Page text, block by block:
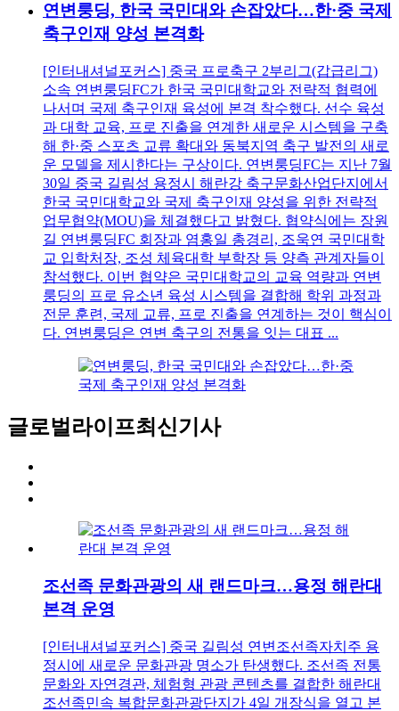
연변룽딩, 한국 국민대와 손잡았다…한·중 국제
축구인재 양성 본격화
[인터내셔널포커스] 중국 프로축구 2부리그(갑급리그)
소속 연변룽딩FC가 한국 국민대학교와 전략적 협력에
나서며 국제 축구인재 육성에 본격 착수했다. 선수 육성
과 대학 교육, 프로 진출을 연계한 새로운 시스템을 구축
해 한·중 스포츠 교류 확대와 동북지역 축구 발전의 새로
운 모델을 제시한다는 구상이다. 연변룽딩FC는 지난 7월
30일 중국 길림성 용정시 해란강 축구문화산업단지에서
한국 국민대학교와 국제 축구인재 양성을 위한 전략적
업무협약(MOU)을 체결했다고 밝혔다. 협약식에는 장원
길 연변룽딩FC 회장과 염홍일 총경리, 조욱연 국민대학
교 입학처장, 조성 체육대학 부학장 등 양측 관계자들이
참석했다. 이번 협약은 국민대학교의 교육 역량과 연변
룽딩의 프로 유소년 육성 시스템을 결합해 학위 과정과
전문 훈련, 국제 교류, 프로 진출을 연계하는 것이 핵심이
다. 연변룽딩은 연변 축구의 전통을 잇는 대표 ...
글로벌라이프최신기사
조선족 문화관광의 새 랜드마크…용정 해란대
본격 운영
[인터내셔널포커스] 중국 길림성 연변조선족자치주 용
정시에 새로운 문화관광 명소가 탄생했다. 조선족 전통
문화와 자연경관, 체험형 관광 콘텐츠를 결합한 해란대
조선족민속 복합문화관광단지가 4일 개장식을 열고 본